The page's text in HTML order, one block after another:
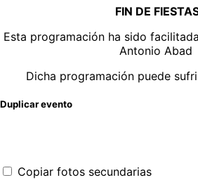
FIN DE
Esta programación ha sido
Antonio Abad
Dicha programación puede
Duplicar evento
Copiar fotos secundarias